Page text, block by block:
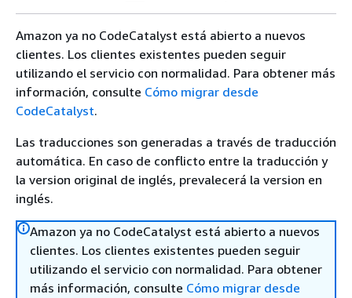
Amazon ya no CodeCatalyst está abierto a nuevos
clientes. Los clientes existentes pueden seguir
utilizando el servicio con normalidad. Para obtener más
información, consulte Cómo migrar desde
CodeCatalyst.
Las traducciones son generadas a través de traducción
automática. En caso de conflicto entre la traducción y
la version original de inglés, prevalecerá la version en
inglés.
Amazon ya no CodeCatalyst está abierto a nuevos
clientes. Los clientes existentes pueden seguir
utilizando el servicio con normalidad. Para obtener
más información, consulte Cómo migrar desde